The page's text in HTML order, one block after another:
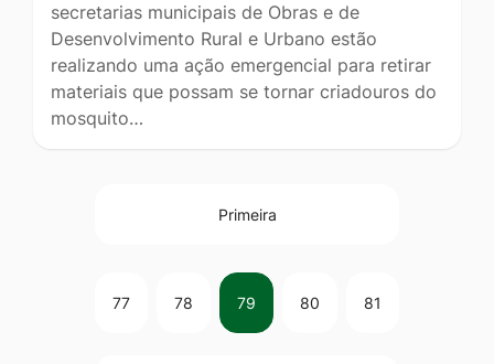
secretarias municipais de Obras e de
Desenvolvimento Rural e Urbano estão
realizando uma ação emergencial para retirar
materiais que possam se tornar criadouros do
mosquito…
Primeira
77 78 79 80 81